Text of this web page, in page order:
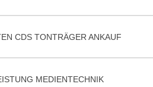
CDS TONTRÄGER ANKAUF
MEDIENTECHNIK